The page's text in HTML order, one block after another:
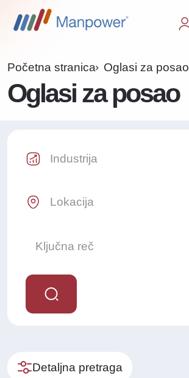
Početna stranica Oglasi za posao
Oglasi za posao
Industry Select
Location Select
Detaljna pretraga